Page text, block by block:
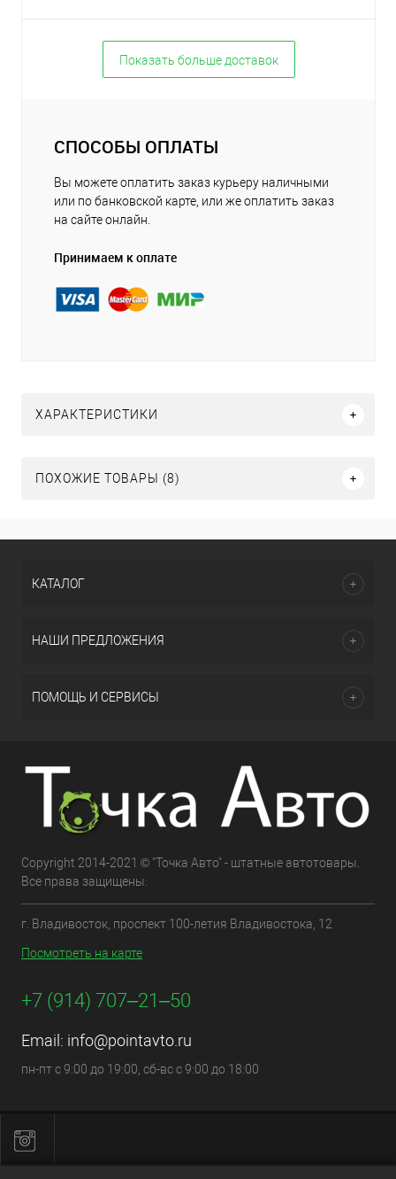
Показать больше доставок
СПОСОБЫ ОПЛАТЫ
Вы можете оплатить заказ курьеру наличными
или по банковской карте, или же оплатить заказ
на сайте онлайн.
Принимаем к оплате
ХАРАКТЕРИСТИКИ
ПОХОЖИЕ ТОВАРЫ (8)
КАТАЛОГ
НАШИ ПРЕДЛОЖЕНИЯ
ПОМОЩЬ И СЕРВИСЫ
Copyright 2014-2021 © "Точка Авто" - штатные автотовары.
Все права защищены.
г. Владивосток, проспект 100-летия Владивостока, 12
Посмотреть на карте
+7 (914) 707‒21‒50
Email: info@pointavto.ru
пн-пт с 9:00 до 19:00, сб-вс с 9:00 до 18:00